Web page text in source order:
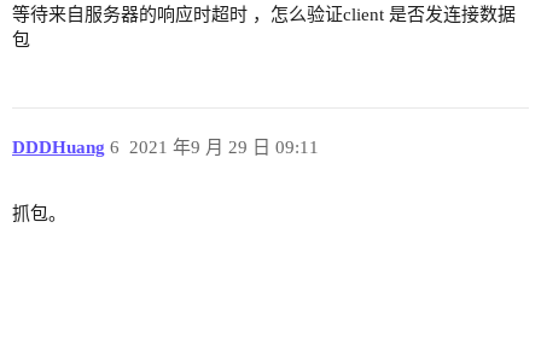
等待来自服务器的响应时超时 ，怎么验证client 是否发连接数据
包
DDDHuang 2021 年9 月 29 日 09:11
6
抓包。